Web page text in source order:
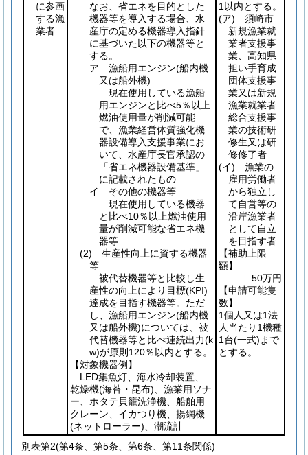
に参画
する漁
業者
なお、省エネを目的とした
機器等を導入する場合、水
産庁の定める機器導入指針
に基づいた以下の機器等と
する。
ア 漁船用エンジン(船内機
又は船外機)
現在使用している漁船
用エンジンと比べ5％以上
燃油使用量が削減可能
で、漁業経営体質強化機
器設備導入支援事業にお
いて、水産庁長官承認の
「省エネ機器設備基準」
に記載されたもの
イ その他の機器等
現在使用している機器
と比べ10％以上燃油使用
量が削減可能な省エネ機
器等
(2) 生産性向上に資する機器
等
被代替機器等と比較し生
産性の向上により目標(KPI)
達成を目指す機器等。ただ
し、漁船用エンジン(船内機
又は船外機)については、被
代替機器等と比べ連続出力(k
w)が原則120％以内とする。
【対象機器例】
LED集魚灯、海水冷却装置、
乾燥機(海苔・昆布) 、漁業用ソナ
ー、ホタテ貝籠洗浄機、船舶用
クレーン、イカつり機、揚網機
(ネットローラー) 、潮流計
1以内とする。
(ア) 須崎市
新規漁業就
業者支援事
業、高知県
担い手育成
団体支援事
業又は新規
漁業就業者
総合支援事
業の技術研
修生又は研
修修了者
(イ) 漁業の
雇用労働者
から独立し
て自営等の
沿岸漁業者
として自立
を目指す者
【補助上限
額】
50万円
【申請可能隻
数】
1個人又は1法
人当たり1機種
1台(一式) まで
とする。
別表第2(第4条、第5条、第6条、第11条関係)